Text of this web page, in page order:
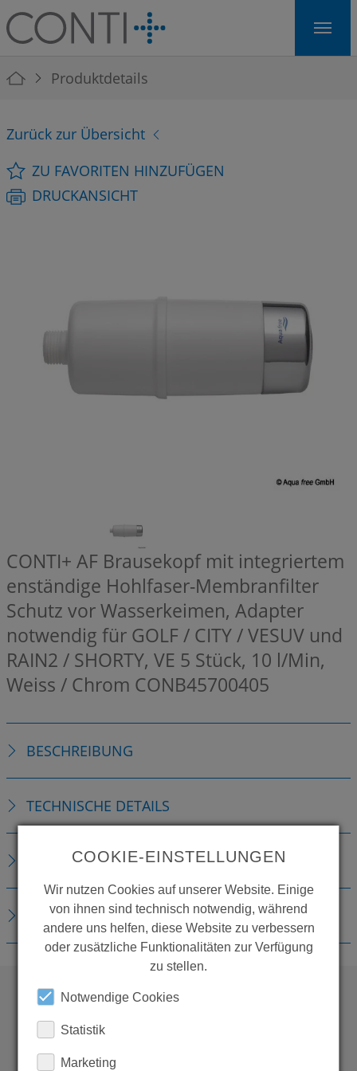
Skip to main navigation
Skip to main content
Skip to page footer
You are here:
Produktdetails
Zurück zur Übersicht
ZU FAVORITEN HINZUFÜGEN
DRUCKANSICHT
CONTI+ AF Brausekopf mit integriertem
enständige Hohlfaser-Membranfilter
Schutz vor Wasserkeimen, Adapter
notwendig für GOLF / CITY / VESUV und
RAIN2 / SHORTY, VE 5 Stück, 10 l/Min,
Weiss / Chrom CONB45700405
BESCHREIBUNG
TECHNISCHE DETAILS
ZUBEHÖR
DOWNLOADS
COOKIE-EINSTELLUNGEN
Wir nutzen Cookies auf unserer Website. Einige
von ihnen sind technisch notwendig, während
andere uns helfen, diese Website zu verbessern
oder zusätzliche Funktionalitäten zur Verfügung
zu stellen.
Notwendige Cookies
Statistik
Marketing